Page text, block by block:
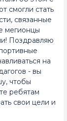
смогли стать
связанные
мегионцы
Поздравляю
на
- вы
чтобы
ребятам
свои цели и